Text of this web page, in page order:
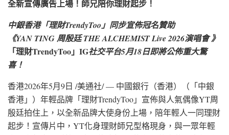
全新宣傳廣告上場！師兄陪你理財起步！
中銀香港「理財TrendyToo」同步宣佈冠名贊助
《YAN TING 周殷廷 THE ALCHEMIST Live 2026演唱會 》
「理財TrendyToo」IG社交平台5月18日即將公佈重大驚
喜！
香港2026年5月9日 /美通社/ — 中國銀行（香港）（「中銀
香港」）年輕品牌「理財TrendyToo」宣佈與人氣偶像YT周
殷廷拍住上，以全新品牌大使身份上場，陪年輕人一同理財
起步！宣傳片中，YT化身理財師兄型格現身，與一眾年輕